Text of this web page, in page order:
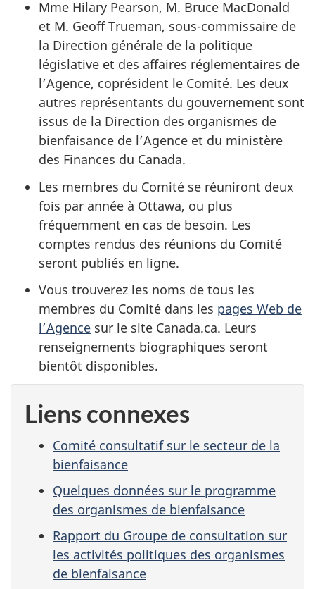
Mme Hilary Pearson, M. Bruce MacDonald
et M. Geoff Trueman, sous-commissaire de
la Direction générale de la politique
législative et des affaires réglementaires de
l’Agence, coprésident le Comité. Les deux
autres représentants du gouvernement sont
issus de la Direction des organismes de
bienfaisance de l’Agence et du ministère
des Finances du Canada.
Les membres du Comité se réuniront deux
fois par année à Ottawa, ou plus
fréquemment en cas de besoin. Les
comptes rendus des réunions du Comité
seront publiés en ligne.
Vous trouverez les noms de tous les
membres du Comité dans les pages Web de
l’Agence sur le site Canada.ca. Leurs
renseignements biographiques seront
bientôt disponibles.
Liens connexes
Comité consultatif sur le secteur de la
bienfaisance
Quelques données sur le programme
des organismes de bienfaisance
Rapport du Groupe de consultation sur
les activités politiques des organismes
de bienfaisance